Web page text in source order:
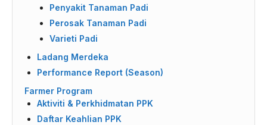
Penyakit Tanaman Padi
Perosak Tanaman Padi
Varieti Padi
Ladang Merdeka
Performance Report (Season)
Farmer Program
Aktiviti & Perkhidmatan PPK
Daftar Keahlian PPK